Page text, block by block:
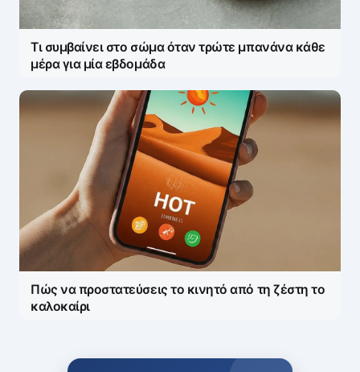
Τι συμβαίνει στο σώμα όταν τρώτε μπανάνα κάθε
μέρα για μία εβδομάδα
Πώς να προστατεύσεις το κινητό από τη ζέστη το
καλοκαίρι